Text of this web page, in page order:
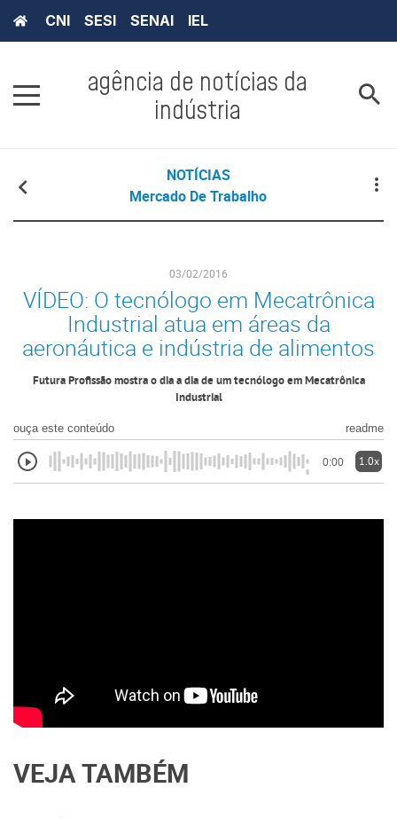
CNI SESI SENAI IEL
agência de notícias da
indústria
NOTÍCIAS
Mercado De Trabalho
03/02/2016
VÍDEO: O tecnólogo em Mecatrônica
Industrial atua em áreas da
aeronáutica e indústria de alimentos
Futura Profissão mostra o dia a dia de um tecnólogo em Mecatrônica
Industrial
ouça este conteúdo readme
0:00 1.0x
VEJA TAMBÉM